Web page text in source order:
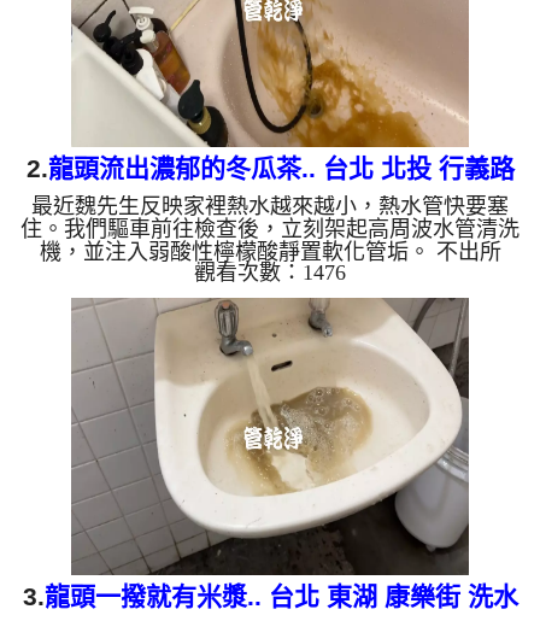
2.龍頭流出濃郁的冬瓜茶.. 台北 北投 行義路
水管清洗
最近魏先生反映家裡熱水越來越小，熱水管快要塞
住。我們驅車前往檢查後，立刻架起高周波水管清洗
機，並注入弱酸性檸檬酸靜置軟化管垢。 不出所
料，螺旋波模式一啟動，原本透明的水瞬間變成濃郁
的「冬瓜茶」！這就是長年累積在管壁的泥沙與鐵
鏽。經過兩個多小時的奮戰，水流終於從汙濁轉為清
澈，熱水也恢復了往日的出水量。 為什麼水管需要
定期「大掃除」？ 管壁髒汙靠一般水壓難以清除，
不同的水質也會產生不同的「色彩反應」： 咖啡色
（鐵鏽/泥沙）： 常見於自來水管線老化。 石油黑
（氧...
觀看次數：1476
3.龍頭一撥就有米漿.. 台北 東湖 康樂街 洗水